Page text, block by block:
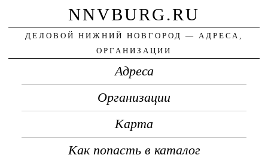
NNVBURG.RU
ДЕЛОВОЙ НИЖНИЙ НОВГОРОД — АДРЕСА,
ОРГАНИЗАЦИИ
Адреса
Организации
Карта
Как попасть в каталог